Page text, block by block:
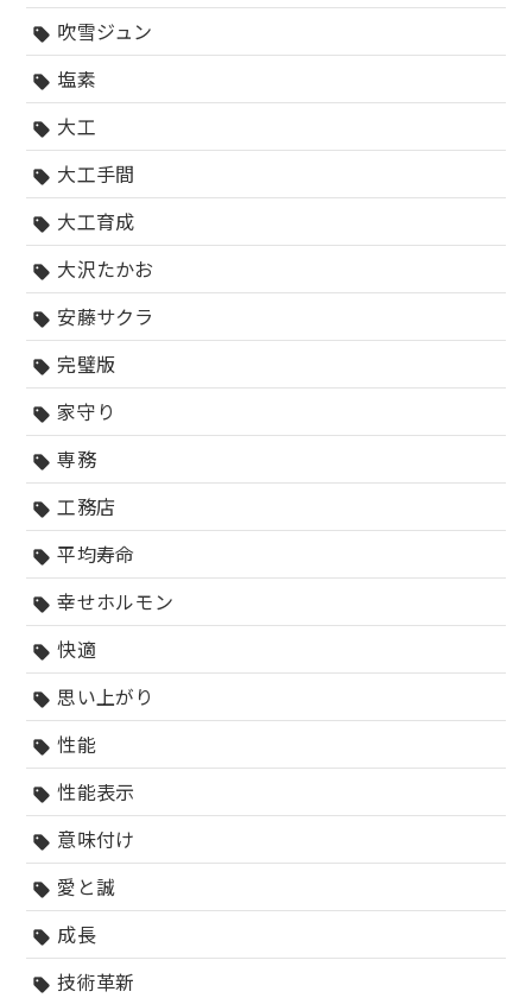
sell 吹雪ジュン
sell 塩素
sell 大工
sell 大工手間
sell 大工育成
sell 大沢たかお
sell 安藤サクラ
sell 完璧版
sell 家守り
sell 専務
sell 工務店
sell 平均寿命
sell 幸せホルモン
sell 快適
sell 思い上がり
sell 性能
sell 性能表示
sell 意味付け
sell 愛と誠
sell 成長
sell 技術革新